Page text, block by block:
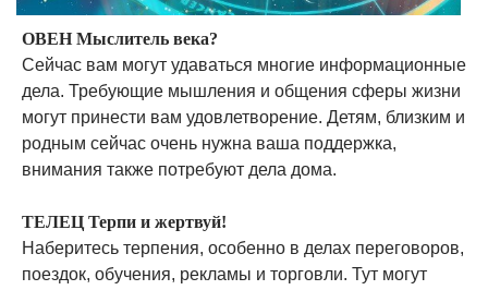
ОВЕН Мыслитель века?
Сейчас вам могут удаваться многие информационные
дела. Требующие мышления и общения сферы жизни
могут принести вам удовлетворение. Детям, близким и
родным сейчас очень нужна ваша поддержка,
внимания также потребуют дела дома.
ТЕЛЕЦ Терпи и жертвуй!
Наберитесь терпения, особенно в делах переговоров,
поездок, обучения, рекламы и торговли. Тут могут